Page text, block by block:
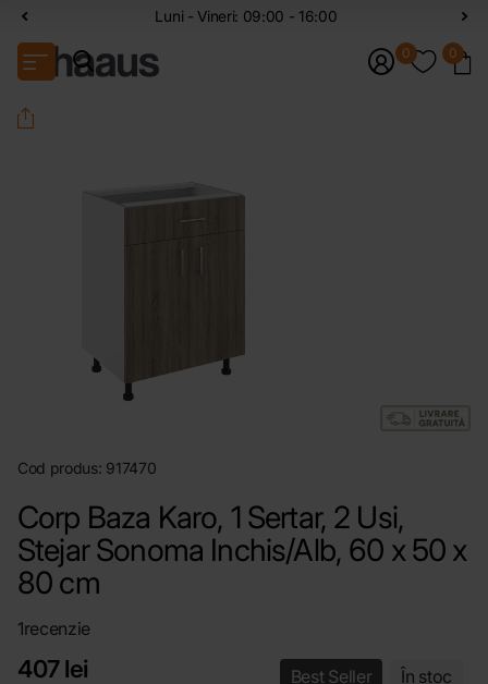
Luni - Vineri: 09:00 - 16:00
0 0
Cod produs: 917470
Corp Baza Karo, 1 Sertar, 2 Usi,
Stejar Sonoma Inchis/Alb, 60 x 50 x
80 cm
1recenzie
407 lei Best Seller În stoc